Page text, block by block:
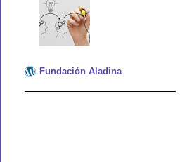
Fundación Aladina